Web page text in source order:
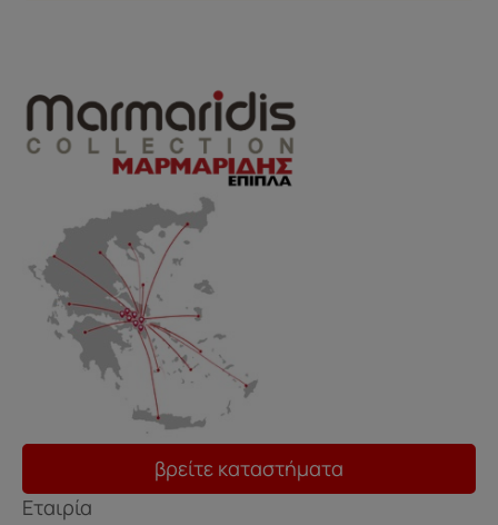
βρείτε καταστήματα
Εταιρία